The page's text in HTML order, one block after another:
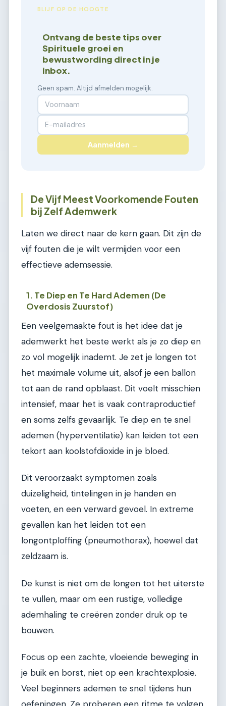
BLIJF OP DE HOOGTE
Ontvang de beste tips over
Spirituele groei en
bewustwording direct in je
inbox.
Geen spam. Altijd afmelden mogelijk.
Aanmelden →
De Vijf Meest Voorkomende Fouten
bij Zelf Ademwerk
Laten we direct naar de kern gaan. Dit zijn de
vijf fouten die je wilt vermijden voor een
effectieve ademsessie.
1. Te Diep en Te Hard Ademen (De
Overdosis Zuurstof)
Een veelgemaakte fout is het idee dat je
ademwerkt het beste werkt als je zo diep en
zo vol mogelijk inademt. Je zet je longen tot
het maximale volume uit, alsof je een ballon
tot aan de rand opblaast. Dit voelt misschien
intensief, maar het is vaak contraproductief
en soms zelfs gevaarlijk. Te diep en te snel
ademen (hyperventilatie) kan leiden tot een
tekort aan koolstofdioxide in je bloed.
Dit veroorzaakt symptomen zoals
duizeligheid, tintelingen in je handen en
voeten, en een verward gevoel. In extreme
gevallen kan het leiden tot een
longontploffing (pneumothorax), hoewel dat
zeldzaam is.
De kunst is niet om de longen tot het uiterste
te vullen, maar om een rustige, volledige
ademhaling te creëren zonder druk op te
bouwen.
Focus op een zachte, vloeiende beweging in
je buik en borst, niet op een krachtexplosie.
Veel beginners ademen te snel tijdens hun